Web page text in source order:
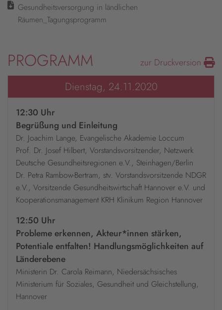
Gesundheitsversorgung in ländlichen
Räumen_Tagungsprogramm
PROGRAMM zur Druckversion
Dienstag, 24.11.2020
12:30 Uhr
Begrüßung und Einleitung
Dr. Joachim Lange, Evangelische Akademie Loccum
Prof. Dr. Josef Hilbert, Vorstandsvorsitzender, Netzwerk
Deutsche Gesundheitsregionen e.V., Steinhagen/Berlin
Dr. Petra Rambow-Bertram, stv. Vorstandsvorsitzende NDGR
e.V., Vorsitzende Gesundheitswirtschaft Hannover e.V. und
Kooperationsmanagement KRH Klinikum Region Hannover
12:50 Uhr
Probleme erkennen, Akteur*innen stärken,
Potentiale entfalten! Handlungsmöglichkeiten auf
Länderebene
Ministerin Dr. Carola Reimann, Niedersächsisches
Ministerium für Soziales, Gesundheit und Gleichstellung,
Hannover